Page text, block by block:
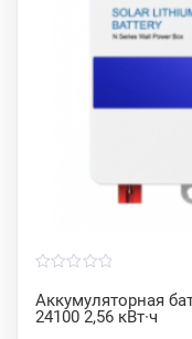
Аккумуляторная
24100 2,56 кВт·ч
o
u
t